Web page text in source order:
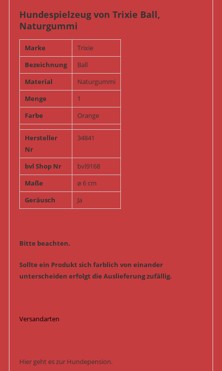
Hundespielzeug von Trixie Ball,
Naturgummi
Marke
Trixie
Bezeichnung
Ball
Material
Naturgummi
Menge
1
Farbe
Orange
Hersteller
Nr
34841
bvl Shop Nr
bvl9168
Maße
ø 6 cm
Geräusch
Ja
Bitte beachten.
Sollte ein Produkt sich farblich von einander
unterscheiden erfolgt die Auslieferung zufällig.
Versandarten
Hier geht es zur Hundepension.